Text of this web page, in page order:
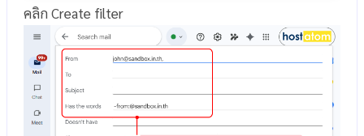
คลิก Create filter